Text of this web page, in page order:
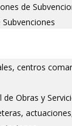
de
Subvenciones
centros
de Obras y